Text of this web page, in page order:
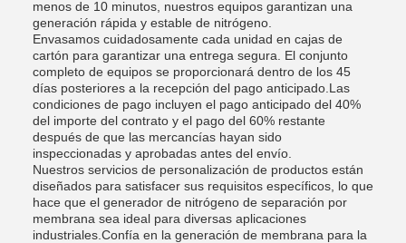
menos de 10 minutos, nuestros equipos garantizan una
generación rápida y estable de nitrógeno.
Envasamos cuidadosamente cada unidad en cajas de
cartón para garantizar una entrega segura. El conjunto
completo de equipos se proporcionará dentro de los 45
días posteriores a la recepción del pago anticipado.Las
condiciones de pago incluyen el pago anticipado del 40%
del importe del contrato y el pago del 60% restante
después de que las mercancías hayan sido
inspeccionadas y aprobadas antes del envío.
Nuestros servicios de personalización de productos están
diseñados para satisfacer sus requisitos específicos, lo que
hace que el generador de nitrógeno de separación por
membrana sea ideal para diversas aplicaciones
industriales.Confía en la generación de membrana para la